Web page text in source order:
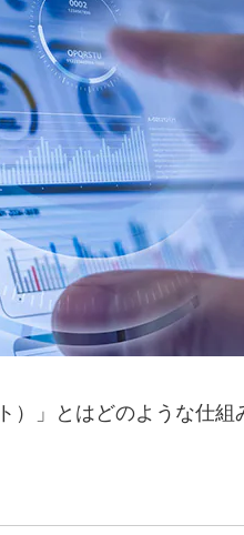
」とはどのような仕組